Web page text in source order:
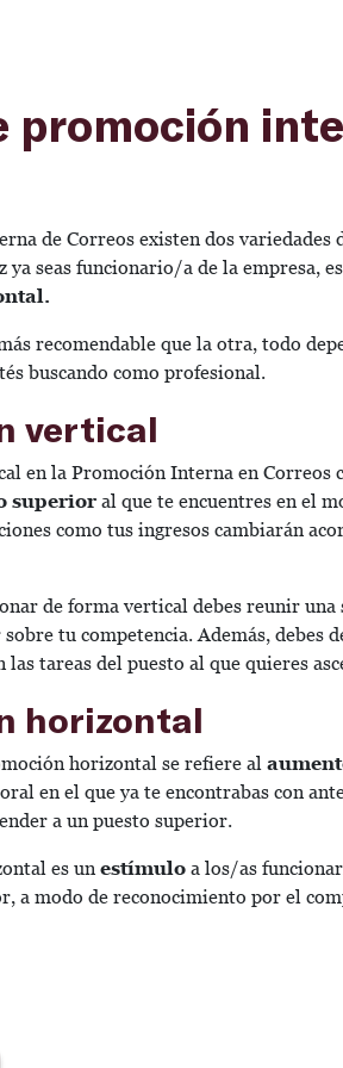
promoción
de Correos existen dos variedades
ya seas funcionario/a de la empresa,
recomendable que la otra, todo
buscando como profesional.
vertical
en la Promoción Interna en Correos
superior al que te encuentres en el
como tus ingresos cambiarán
de forma vertical debes reunir
tu competencia. Además, debes
tareas del puesto al que quieres
horizontal
horizontal se refiere al
en el que ya te encontrabas con
a un puesto superior.
es un estímulo a los/as
a modo de reconocimiento por el